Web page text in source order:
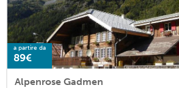
a partire da
89€
Alpenrose Gadmen